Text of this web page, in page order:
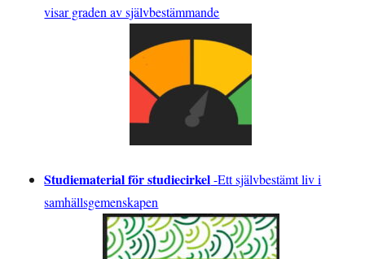
visar graden av självbestämmande
Studiematerial för studiecirkel-Ett självbestämt liv i
samhällsgemenskapen